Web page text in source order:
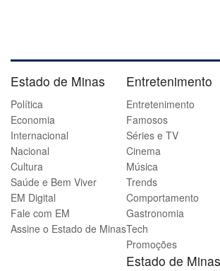
Estado de Minas
Política
Economia
Internacional
Nacional
Cultura
Saúde e Bem Viver
EM Digital
Fale com EM
Assine o Estado de Minas
Entretenimento
Entretenimento
Famosos
Séries e TV
Cinema
Música
Trends
Comportamento
Gastronomia
Tech
Promoções
Estado de Minas